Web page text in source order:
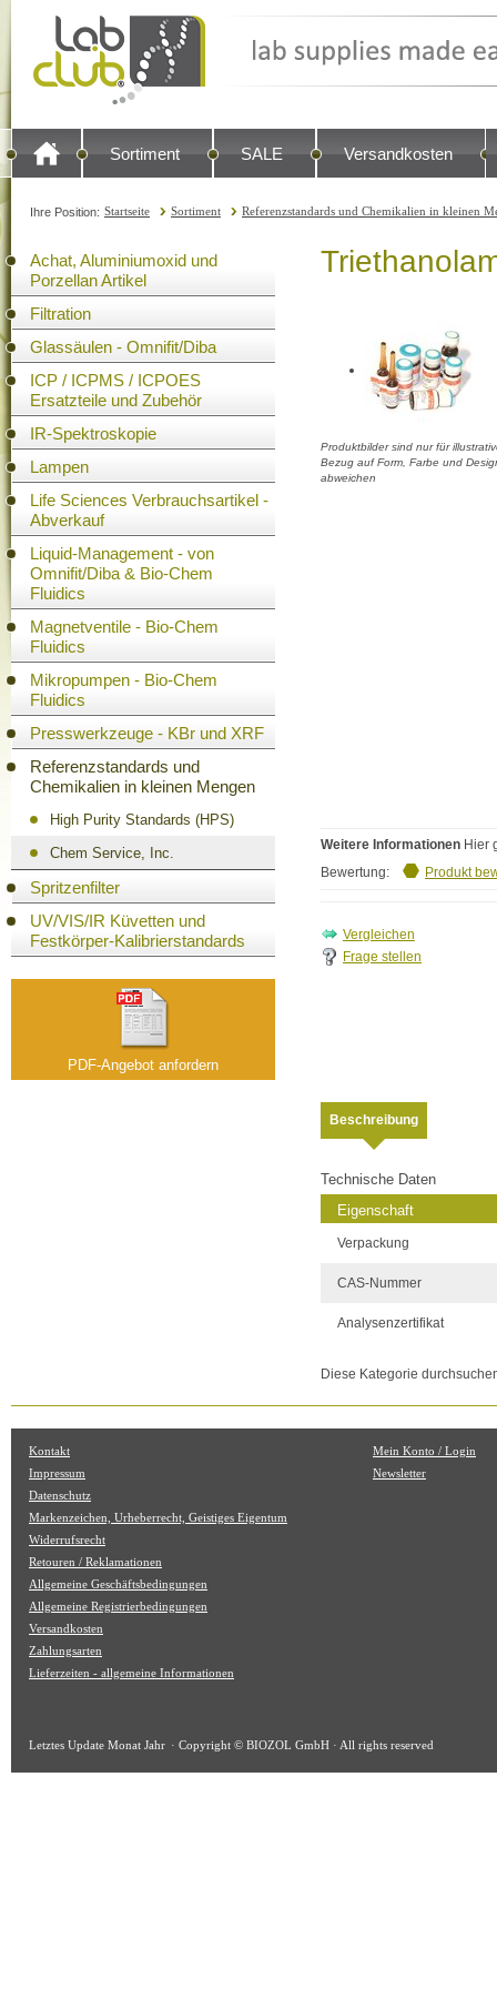
Sortiment SALE Versandkosten
Ihre Position: Startseite Sortiment Referenzstandards und Chemikalien in kleinen
Achat, Aluminiumoxid und
Porzellan Artikel
Filtration
Glassäulen - Omnifit/Diba
ICP / ICPMS / ICPOES
Ersatzteile und Zubehör
IR-Spektroskopie
Lampen
Life Sciences Verbrauchsartikel -
Abverkauf
Liquid-Management - von
Omnifit/Diba & Bio-Chem
Fluidics
Magnetventile - Bio-Chem
Fluidics
Mikropumpen - Bio-Chem
Fluidics
Presswerkzeuge - KBr und XRF
Referenzstandards und
Chemikalien in kleinen Mengen
High Purity Standards (HPS)
Chem Service, Inc.
Spritzenfilter
UV/VIS/IR Küvetten und
Festkörper-Kalibrierstandards
PDF-Angebot anfordern
Produktbilder sind nur für
Bezug auf Form, Farbe und
abweichen
Weitere Informationen Hier
Bewertung:
Produkt
Frage stellen
Beschreibung
Technische Daten
Eigenschaft
Verpackung
CAS-Nummer
Analysenzertifikat
Diese Kategorie
Kontakt
Impressum
Datenschutz
Markenzeichen, Urheberrecht, Geistiges Eigentum
Widerrufsrecht
Retouren / Reklamationen
Allgemeine Geschäftsbedingungen
Allgemeine Registrierbedingungen
Versandkosten
Zahlungsarten
Lieferzeiten - allgemeine Informationen
Mein Konto / Login
Newsletter
Letztes Update Monat Jahr · Copyright © BIOZOL GmbH · All rights reserved